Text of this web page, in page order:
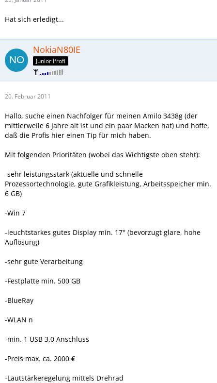
Hat sich erledigt...
NokiaN80IE
Junior Profi
20. Februar 2011
Hallo, suche einen Nachfolger für meinen Amilo 3438g (der
mittlerweile 6 Jahre alt ist und ein paar Macken hat) und hoffe,
daß die Profis hier einen Tip für mich haben.
Mit folgenden Prioritäten (wobei das Wichtigste oben steht):
-sehr leistungsstark (aktuelle und schnelle
Prozessortechnologie, gute Grafikleistung, Arbeitsspeicher min.
6 GB)
-Win 7
-leuchtstarkes gutes Display min. 17" (bevorzugt glare, hohe
Auflösung)
-sehr gute Verarbeitung
-Festplatte min. 500 GB
-BlueRay
-WLAN n
-min. 1 USB 3.0 Anschluss
-Preis max. ca. 2000 €
-Lautstärkeregelung mittels Drehrad